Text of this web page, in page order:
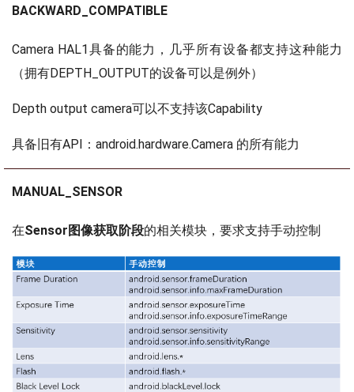
BACKWARD_COMPATIBLE
Camera HAL1具备的能力，几乎所有设备都支持这种能力
（拥有DEPTH_OUTPUT的设备可以是例外）
Depth output camera可以不支持该Capability
具备旧有API：android.hardware.Camera 的所有能力
MANUAL_SENSOR
在Sensor图像获取阶段的相关模块，要求支持手动控制